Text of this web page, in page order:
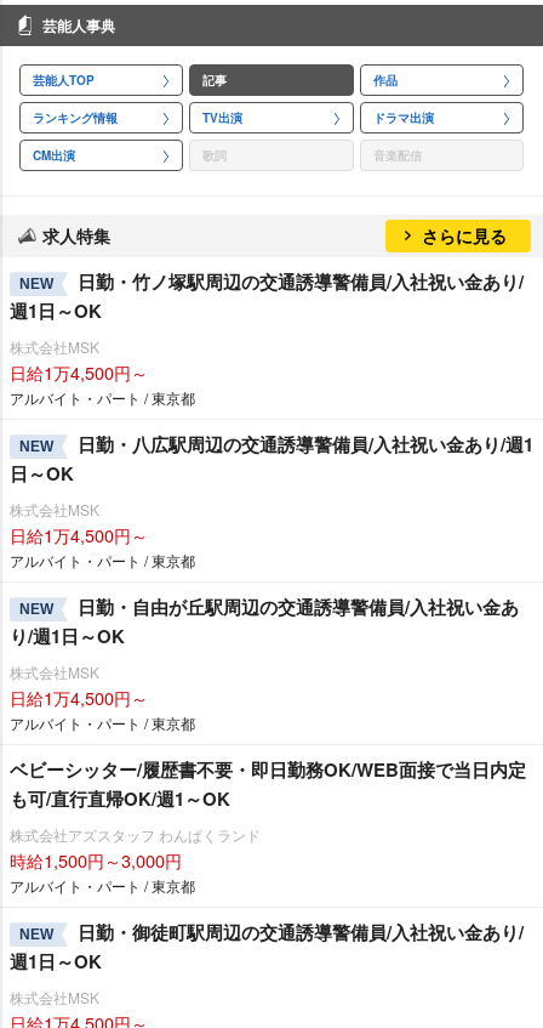
芸能人事典
芸能人TOP 記事 作品
ランキング情報 TV出演 ドラマ出演
CM出演 歌詞 音楽配信
求人特集 さらに見る
NEW
日勤・竹ノ塚駅周辺の交通誘導警備員/入社祝い金あり/
週1日～OK
株式会社MSK
日給1万4,500円～
アルバイト・パート / 東京都
NEW
日勤・八広駅周辺の交通誘導警備員/入社祝い金あり/週1
日～OK
株式会社MSK
日給1万4,500円～
アルバイト・パート / 東京都
NEW
日勤・自由が丘駅周辺の交通誘導警備員/入社祝い金あ
り/週1日～OK
株式会社MSK
日給1万4,500円～
アルバイト・パート / 東京都
ベビーシッター/履歴書不要・即日勤務OK/WEB面接で当日内定
も可/直行直帰OK/週1～OK
株式会社アズスタッフ わんぱくランド
時給1,500円～3,000円
アルバイト・パート / 東京都
NEW
日勤・御徒町駅周辺の交通誘導警備員/入社祝い金あり/
週1日～OK
株式会社MSK